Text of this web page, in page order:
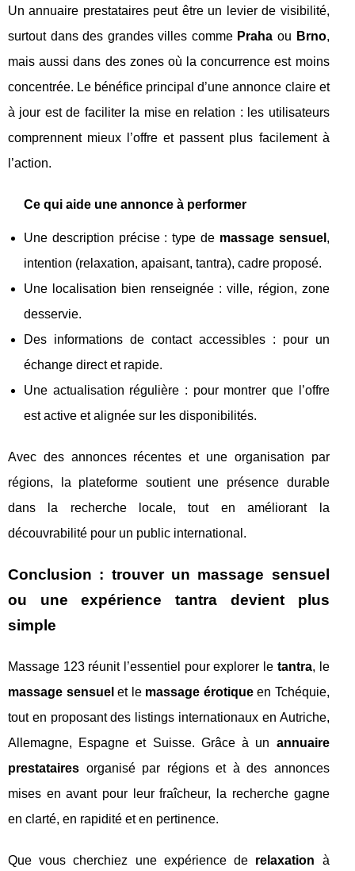
Un annuaire prestataires peut être un levier de visibilité,
surtout dans des grandes villes comme Praha ou Brno,
mais aussi dans des zones où la concurrence est moins
concentrée. Le bénéfice principal d’une annonce claire et
à jour est de faciliter la mise en relation : les utilisateurs
comprennent mieux l’offre et passent plus facilement à
l’action.
Ce qui aide une annonce à performer
Une description précise : type de massage sensuel ,
intention (relaxation, apaisant, tantra), cadre proposé.
Une localisation bien renseignée : ville, région, zone
desservie.
Des informations de contact accessibles : pour un
échange direct et rapide.
Une actualisation régulière : pour montrer que l’offre
est active et alignée sur les disponibilités.
Avec des annonces récentes et une organisation par
régions, la plateforme soutient une présence durable
dans la recherche locale, tout en améliorant la
découvrabilité pour un public international.
Conclusion : trouver un massage sensuel
ou une expérience tantra devient plus
simple
Massage 123 réunit l’essentiel pour explorer le tantra, le
massage sensuel et le massage érotiqueen Tchéquie,
tout en proposant des listings internationaux en Autriche,
Allemagne, Espagne et Suisse. Grâce à un annuaire
prestataires organisé par régions et à des annonces
mises en avant pour leur fraîcheur, la recherche gagne
en clarté, en rapidité et en pertinence.
Que vous cherchiez une expérience de relaxation à